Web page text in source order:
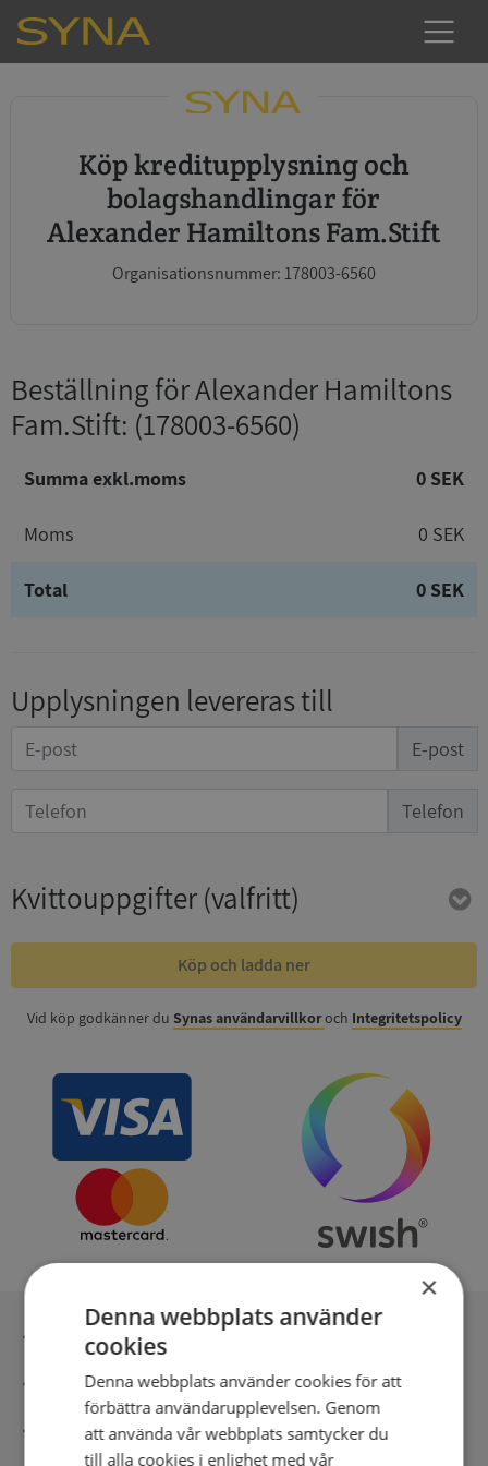
Köp kreditupplysning och
bolagshandlingar för
Alexander Hamiltons Fam.Stift
Organisationsnummer: 178003-6560
Beställning för Alexander Hamiltons
Fam.Stift: (178003-6560)
Summa exkl.moms 0 SEK
Moms 0 SEK
Total 0 SEK
Upplysningen levereras till
E-post
Telefon
Kvittouppgifter(valfritt)
Köp och ladda ner
Vid köp godkänner du Synas användarvillkoroch Integritetspolicy
Inga kopior till omfrågad
Säker betalning med stripe
Direkt digital leverans
×
Denna webbplats använder
cookies
Denna webbplats använder cookies för att
förbättra användarupplevelsen. Genom
att använda vår webbplats samtycker du
till alla cookies i enlighet med vår